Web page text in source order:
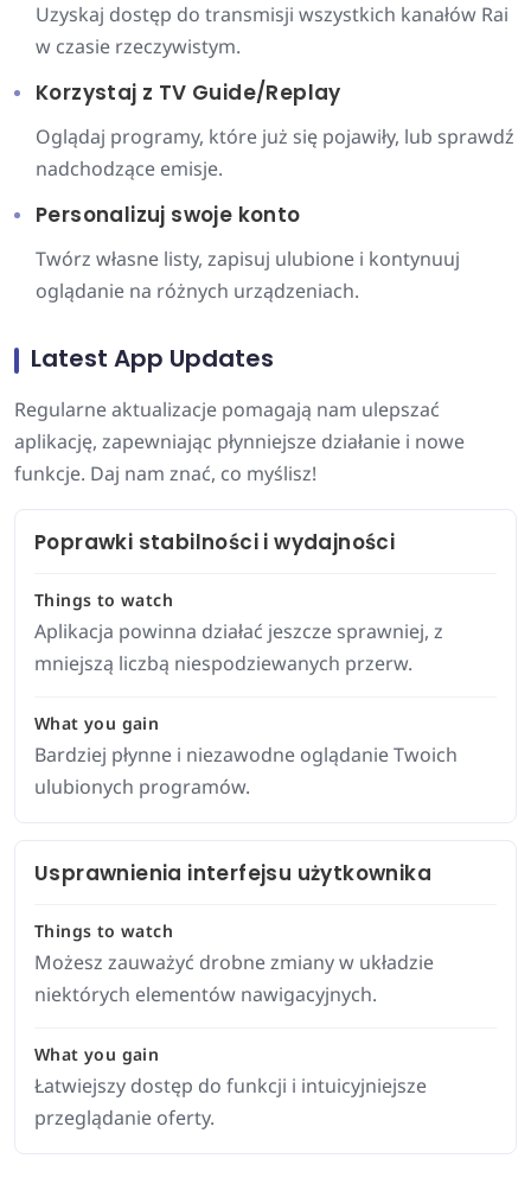
Uzyskaj dostęp do transmisji wszystkich kanałów Rai
w czasie rzeczywistym.
Korzystaj z TV Guide/Replay
Oglądaj programy, które już się pojawiły, lub sprawdź
nadchodzące emisje.
Personalizuj swoje konto
Twórz własne listy, zapisuj ulubione i kontynuuj
oglądanie na różnych urządzeniach.
Latest App Updates
Regularne aktualizacje pomagają nam ulepszać
aplikację, zapewniając płynniejsze działanie i nowe
funkcje. Daj nam znać, co myślisz!
Poprawki stabilności i wydajności
Things to watch
Aplikacja powinna działać jeszcze sprawniej, z
mniejszą liczbą niespodziewanych przerw.
What you gain
Bardziej płynne i niezawodne oglądanie Twoich
ulubionych programów.
Usprawnienia interfejsu użytkownika
Things to watch
Możesz zauważyć drobne zmiany w układzie
niektórych elementów nawigacyjnych.
What you gain
Łatwiejszy dostęp do funkcji i intuicyjniejsze
przeglądanie oferty.